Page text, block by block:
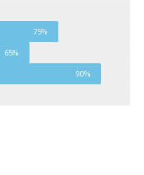
75%
65%
90%